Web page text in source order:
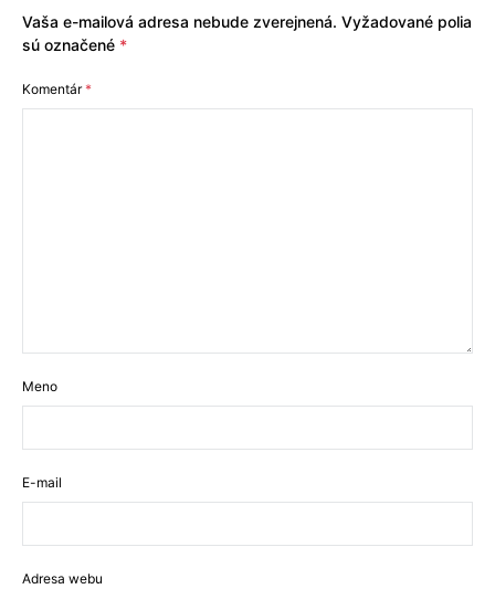
Vaša e-mailová adresa nebude zverejnená. Vyžadované polia
sú označené *
Komentár*
Meno
E-mail
Adresa webu